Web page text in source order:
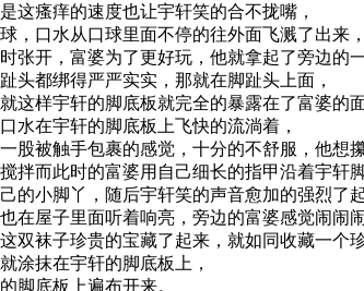
这瘙痒的速度也让宇轩笑的合不拢嘴，
，口水从口球里面不停的往外面飞溅了出来
张开，富婆为了更好玩，他就拿起了旁边
头都绑得严严实实，那就在脚趾头上面，
这样宇轩的脚底板就完全的暴露在了富婆
水在宇轩的脚底板上飞快的流淌着，
股被触手包裹的感觉，十分的不舒服，他想
拌而此时的富婆用自己细长的指甲沿着宇轩
的小脚丫，随后宇轩笑的声音愈加的强烈了
在屋子里面听着响亮，旁边的富婆感觉闹闹
双袜子珍贵的宝藏了起来，就如同收藏一
涂抹在宇轩的脚底板上，
脚底板上遍布开来。